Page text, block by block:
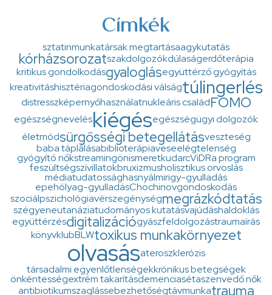
Címkék
sztatinmunkatársak megtartásaagykutatás
kórházsorozatszakdolgozókdúlaságerdőterápia
kritikus gondolkodásgyaloglásegyüttérző gyógyítás
kreativitáshisztériagondoskodási válságtúlingerlés
distresszképernyőhasználatnukleáris családFOMO
egészségneveléskiégésegészségügyi dolgozók
életmódsürgősségi betegellátásveszteség
baba táplálásabiblioterápiaveseelégtelenség
gyógyító nőkstreamingönismeretkudarcViDRa program
feszültségszívillatokbruxizmusholisztikus orvoslás
médiatudatossághasnyálmirigy-gyulladás
epehólyag-gyulladásChochinovgondoskodás
szociálpszichológiavérszegénységmegrázkódtatás
szégyeneutanáziatudományos kutatásvajúdáshaldoklás
együttérzésdigitalizációgyászfeldolgozástraumaírás
könyvklubBLWtoxikus munkakörnyezet
olvasásateroszklerózis
társadalmi egyenlőtlenségekkrónikus betegségek
önkéntességextrém takarításdemenciasétaszenvedő nők
antibiotikumszaglássebezhetőségtávmunkatrauma